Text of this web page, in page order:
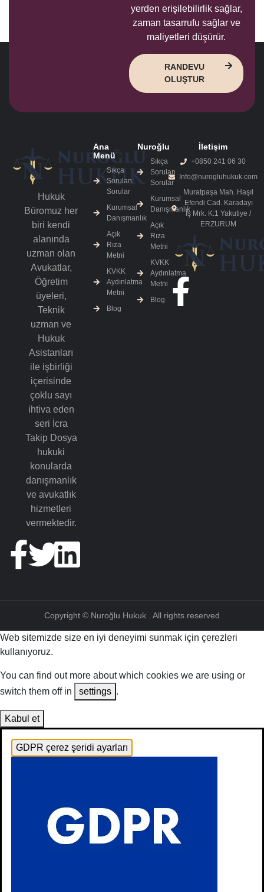
yerden erişilebilirlik sağlar,
zaman tasarrufu sağlar ve
maliyetleri düşürür.
RANDEVU
OLUŞTUR
Hukuk
Büromuz her
biri kendi
alanında
uzman olan
Avukatlar,
Öğretim
üyeleri,
Teknik
uzman ve
Hukuk
Asistanları
ile işbirliği
içerisinde
çoklu sayı
ihtiva eden
seri İcra
Takip Dosya
hukuki
konularda
danışmanlık
ve avukatlık
hizmetleri
vermektedir.
Ana
Menü
Sıkça
Sorulan
Sorular
Kurumsal
Danışmanlık
Açık
Rıza
Metni
KVKK
Aydınlatma
Metni
Blog
Nuroğlu
Sıkça
Sorulan
Sorular
Kurumsal
Danışmanlık
Açık
Rıza
Metni
KVKK
Aydınlatma
Metni
Blog
İletişim
+0850 241 06 30
Info@nurogluhukuk.com
Muratpaşa Mah. Haşıl
Efendi Cad. Karadayı
İş Mrk. K:1 Yakutiye /
ERZURUM
Copyright © Nuroğlu Hukuk . All rights reserved
Web sitemizde size en iyi deneyimi sunmak için çerezleri
kullanıyoruz.
You can find out more about which cookies we are using or
switch them off in
settings .
Kabul et
GDPR çerez şeridi ayarları